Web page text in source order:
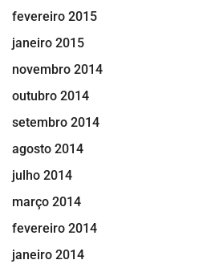
fevereiro 2015
janeiro 2015
novembro 2014
outubro 2014
setembro 2014
agosto 2014
julho 2014
março 2014
fevereiro 2014
janeiro 2014